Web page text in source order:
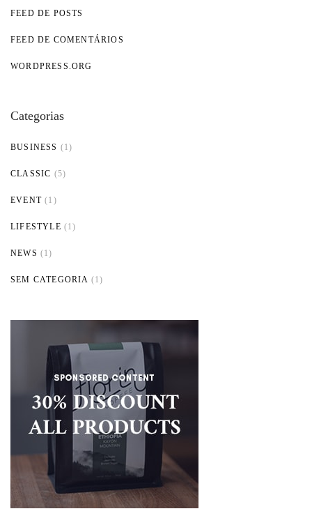
FEED DE POSTS
FEED DE COMENTÁRIOS
WORDPRESS.ORG
Categorias
BUSINESS (1)
CLASSIC (5)
EVENT (1)
LIFESTYLE (1)
NEWS (1)
SEM CATEGORIA (1)